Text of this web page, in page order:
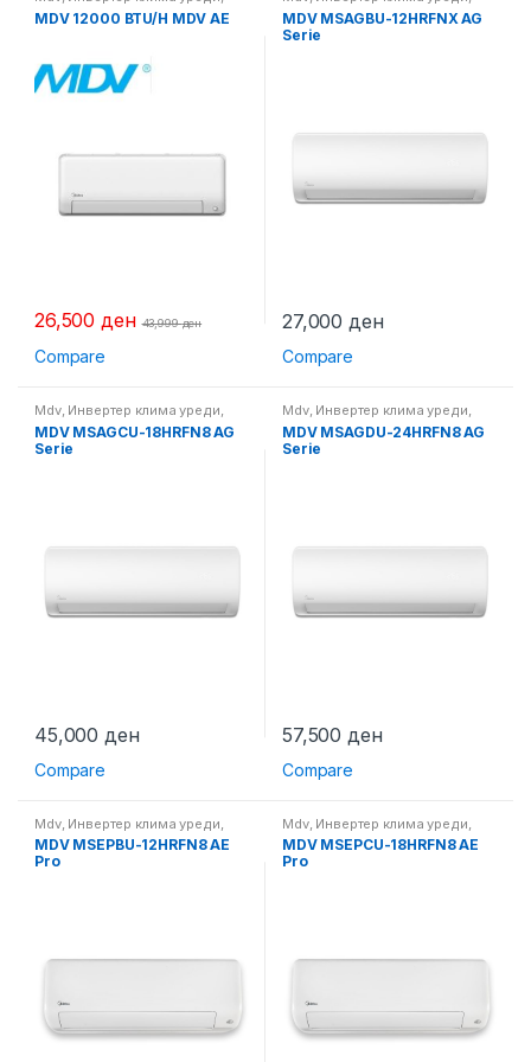
Клима уреди
MDV 12000 BTU/H MDV AE
26,500 ден 43,999ден
Compare
Клима уреди
MDV MSAGBU-12HRFNX AG
Serie
27,000 ден
Compare
Mdv, Инвертер клима уреди,
Клима уреди
MDV MSAGCU-18HRFN8 AG
Serie
45,000 ден
Compare
Mdv, Инвертер клима уреди,
Клима уреди
MDV MSAGDU-24HRFN8 AG
Serie
57,500 ден
Compare
Mdv, Инвертер клима уреди
Клима уреди
MDV MSEPBU-12HRFN8 AE
Pro
Mdv, Инвертер клима уреди
Клима уреди
MDV MSEPCU-18HRFN8 AE
Pro